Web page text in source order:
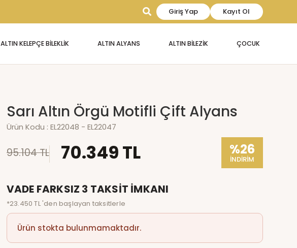
Giriş Yap Kayıt Ol
ALTIN KELEPÇE BİLEKLİK ALTIN ALYANS ALTIN BİLEZİK ÇOCUK
Sarı Altın Örgü Motifli Çift Alyans
Ürün Kodu : EL22048 - EL22047
95.104 TL 70.349 TL %26
İNDİRİM
VADE FARKSIZ 3 TAKSİT İMKANI
*23.450 TL 'den başlayan taksitlerle
Ürün stokta bulunmamaktadır.